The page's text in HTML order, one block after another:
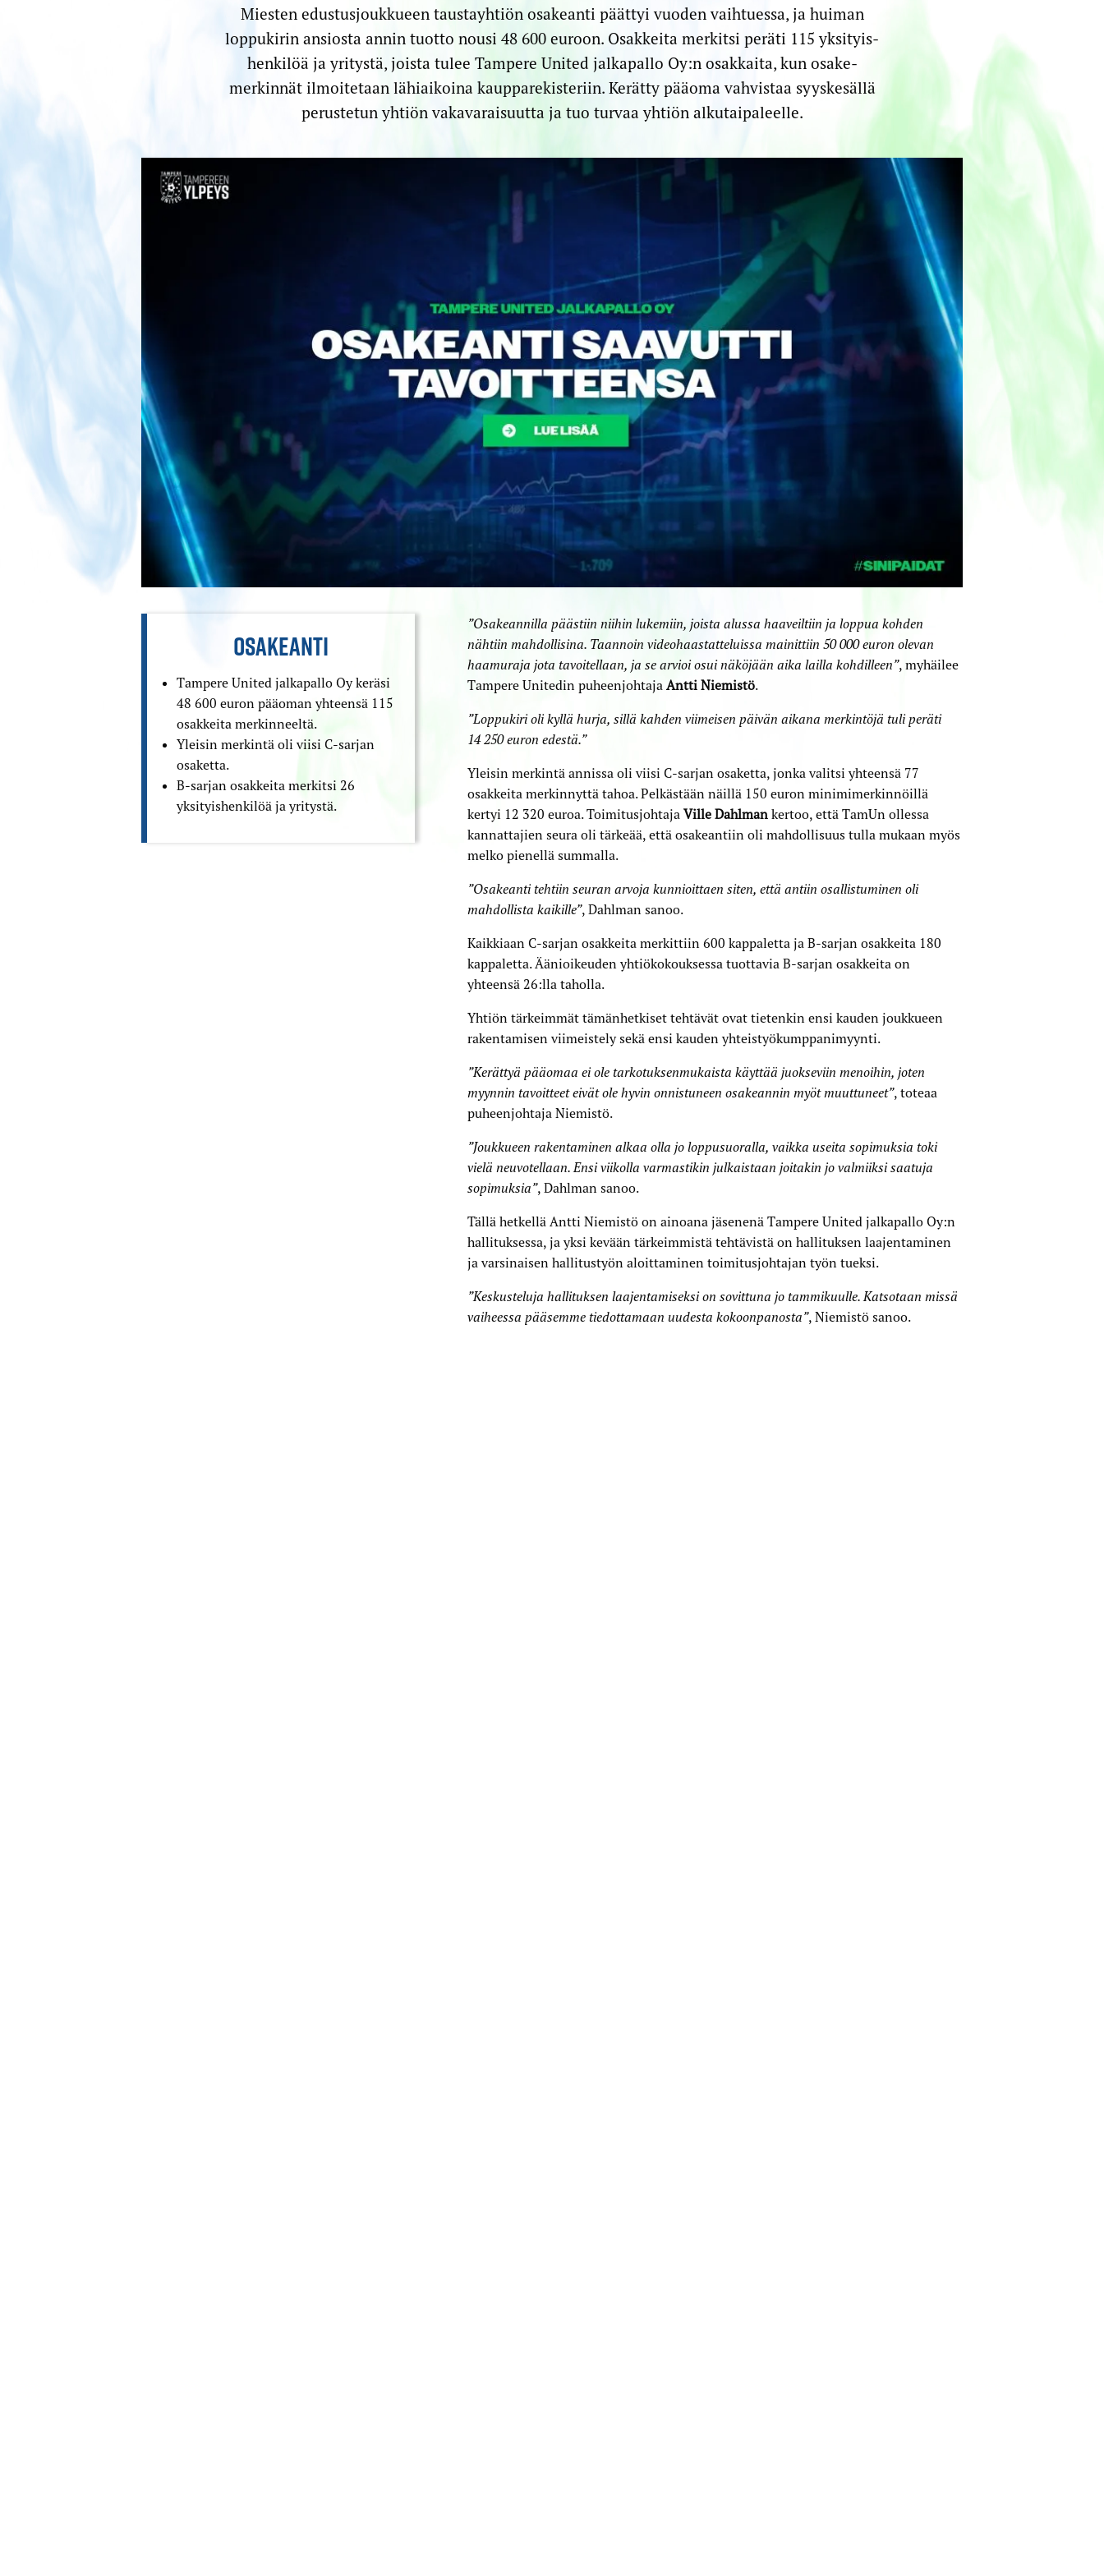
Miesten edustusjoukkueen tausta­yhtiön osakeanti päättyi vuoden vaihtuessa, ja huiman
loppukirin ansiosta annin tuotto nousi 48 600 euroon. Osakkeita merkitsi peräti 115 yksityis­
henkilöä ja yritystä, joista tulee Tampere United jalkapallo Oy:n osakkaita, kun osake­
merkinnät ilmoitetaan lähiaikoina kauppa­rekisteriin. Kerätty pääoma vahvistaa syyskesällä
perustetun yhtiön vakavaraisuutta ja tuo turvaa yhtiön alkutaipaleelle.
OSAKEANTI
Tampere United jalkapallo Oy keräsi
48 600 euron pääoman yhteensä 115
osakkeita merkinneeltä.
Yleisin merkintä oli viisi C-sarjan
osaketta.
B-sarjan osakkeita merkitsi 26
yksityis­henkilöä ja yritystä.
”Osakeannilla päästiin niihin lukemiin, joista alussa haaveiltiin ja loppua kohden
nähtiin mahdollisina. Taannoin videohaastatteluissa mainittiin 50 000 euron olevan
haamuraja jota tavoitellaan, ja se arvioi osui näköjään aika lailla kohdilleen”, myhäilee
Tampere Unitedin puheenjohtajaAntti Niemistö.
”Loppukiri oli kyllä hurja, sillä kahden viimeisen päivän aikana merkintöjä tuli peräti
14 250 euron edestä.”
Yleisin merkintä annissa oli viisi C-sarjan osaketta, jonka valitsi yhteensä 77
osakkeita merkinnyttä tahoa. Pelkästään näillä 150 euron minimi­merkinnöillä
kertyi 12­ 320 euroa. ToimitusjohtajaVille Dahlman kertoo, että TamUn ollessa
kannattajien seura oli tärkeää, että osakeantiin oli mahdollisuus tulla mukaan myös
melko pienellä summalla.
”Osakeanti tehtiin seuran arvoja kunnioittaen siten, että antiin osallistuminen oli
mahdollista kaikille”, Dahlman sanoo.
Kaikkiaan C-sarjan osakkeita merkittiin 600 kappaletta ja B-sarjan osakkeita 180
kappaletta. Äänioikeuden yhtiökokouksessa tuottavia B-sarjan osakkeita on
yhteensä 26:lla taholla.
Yhtiön tärkeimmät tämänhetkiset tehtävät ovat tietenkin ensi kauden joukkueen
rakentamisen viimeistely sekä ensi kauden yhteistyökumppanimyynti.
”Kerättyä pääomaa ei ole tarkotuksenmukaista käyttää juokseviin menoihin, joten
myynnin tavoitteet eivät ole hyvin onnistuneen osakeannin myöt muuttuneet”, toteaa
puheenjohtaja Niemistö.
”Joukkueen rakentaminen alkaa olla jo loppusuoralla, vaikka useita sopimuksia toki
vielä neuvotellaan. Ensi viikolla varmastikin julkaistaan joitakin jo valmiiksi saatuja
sopimuksia”, Dahlman sanoo.
Tällä hetkellä Antti Niemistö on ainoana jäsenenä Tampere United jalkapallo Oy:n
hallituksessa, ja yksi kevään tärkeimmistä tehtävistä on hallituksen laajentaminen
ja varsinaisen hallitustyön aloittaminen toimitusjohtajan työn tueksi.
”Keskusteluja hallituksen laajentamiseksi on sovittuna jo tammikuulle. Katsotaan missä
vaiheessa pääsemme tiedottamaan uudesta kokoonpanosta”, Niemistö sanoo.